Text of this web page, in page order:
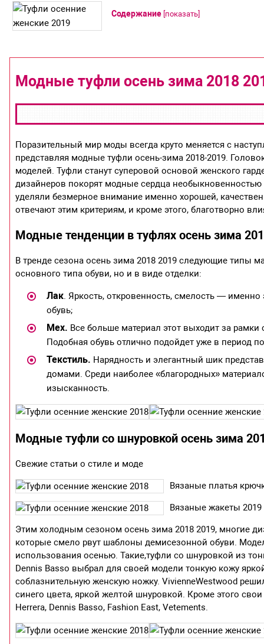
Содержание [показать]
Модные туфли осень зима 2018
Поразительный мир моды всегда круто меняется с
представляя модные туфли осень-зима 2018-2019.
моделей. Туфли станут суперовой основой женского
дизайнеров покорят модные сердца
уделяли безмерное внимание именно хорошей,
отвечают этим критериям, и кроме этого, благотворно
Модные тенденции в туфлях осень зима
В тренде сезона осень зима 2018 2019 следующие типы
основного типа обуви, но и в виде отделки:
Лак. Яркость, откровенность, смелость —
обувь;
Мех. Все больше материал этот выходит за
Подобная обувь отлично подойдет уже в период
Текстиль. Нарядность и элегантный шик
домами. Среди наиболее «благородных»
изысканность.
Модные туфли со шнуровкой осень зима
Свежие статьи о стиле и моде
Вязаные платья
Вязаные жакеты 2019
Этим холодным сезоном осень зима 2018 2019, многие
которые смело рвут шаблоны демисезонной обуви.
использования осенью. Такие,туфли со шнуровкой из
Dennis Basso выбрал для своей модели тонкую кожу
соблазнительную женскую ножку. VivienneWestwood
синего цвета, яркой желтой шнуровкой. Кроме этого
Herrera, Dennis Basso, Fashion East, Vetements.